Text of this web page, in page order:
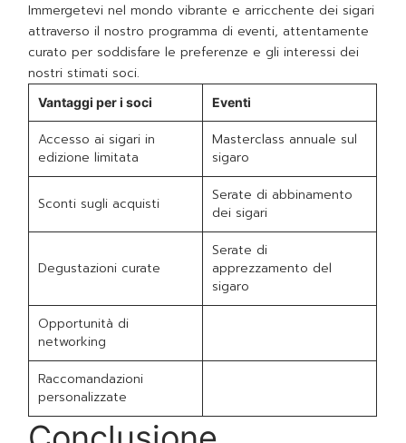
Immergetevi nel mondo vibrante e arricchente dei sigari
attraverso il nostro programma di eventi, attentamente
curato per soddisfare le preferenze e gli interessi dei
nostri stimati soci.
Vantaggi per i soci Eventi
Accesso ai sigari in
edizione limitata
Masterclass annuale sul
sigaro
Sconti sugli acquisti
Serate di abbinamento
dei sigari
Degustazioni curate
Serate di
apprezzamento del
sigaro
Opportunità di
networking
Raccomandazioni
personalizzate